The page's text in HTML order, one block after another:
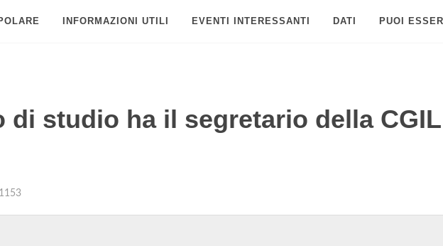
INFORMAZIONI UTILI EVENTI INTERESSANTI DATI PUOI
di studio ha il segretario della CGIL
1153